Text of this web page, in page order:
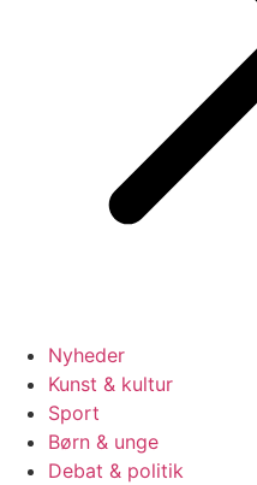
Nyheder
Kunst & kultur
Sport
Børn & unge
Debat & politik